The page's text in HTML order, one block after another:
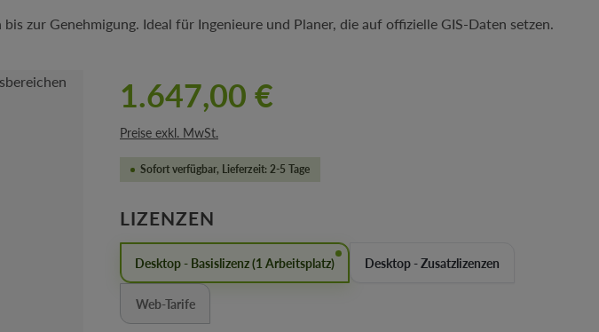
zur Genehmigung. Ideal für Ingenieure und Planer, die auf offizielle GIS-Daten setzen.
1.647,00 €
Preise exkl. MwSt.
Sofort verfügbar, Lieferzeit: 2-5 Tage
LIZENZEN
Desktop - Basislizenz (1 Arbeitsplatz) Desktop - Zusatzlizenzen
Web-Tarife(Diese Option ist zurzeit nicht verfügbar.)